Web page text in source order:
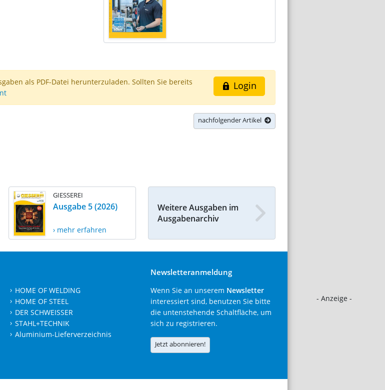
- Anzeige -
Login
als PDF-Datei herunterzuladen. Sollten Sie bereits
nachfolgender Artikel
GIESSEREI
Ausgabe 5 (2026)
› mehr erfahren
Weitere Ausgaben im
Ausgabenarchiv
HOME OF WELDING
HOME OF STEEL
DER SCHWEISSER
STAHL+TECHNIK
Aluminium-Lieferverzeichnis
Newsletteranmeldung
Wenn Sie an unserem Newsletter
interessiert sind, benutzen Sie bitte
die untenstehende Schaltfläche, um
sich zu registrieren.
Jetzt abonnieren!